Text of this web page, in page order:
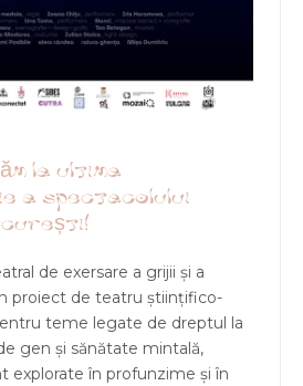
la ultima
a spectacolului
de exersare a grijii și a
proiect de teatru științifico-
teme legate de dreptul la
gen și sănătate mintală,
explorate în profunzime și în